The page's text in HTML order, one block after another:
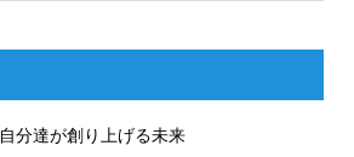
自分達が創り上げる未来